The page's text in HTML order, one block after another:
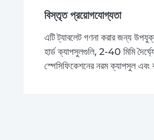
বিস্তৃত প্রয়োগযোগ্যতা
এটি ট্যাবলেট গণনা করার জন্য
হার্ড ক্যাপসুলগুলি, 2-40 মিমি
স্পেসিফিকেশনের নরম ক্যাপসুল এবং